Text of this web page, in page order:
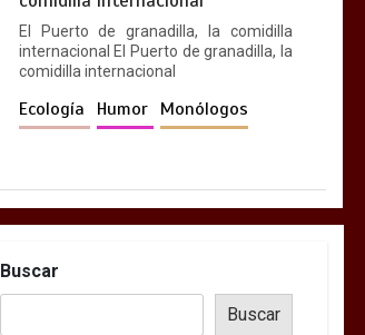
El Puerto de granadilla, la comidilla
internacional El Puerto de granadilla, la
comidilla internacional
Ecología Humor Monólogos
Buscar
Buscar